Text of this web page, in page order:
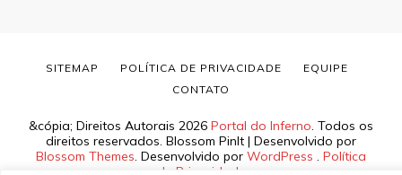
&cópia; Direitos Autorais 2026 Portal do Inferno. Todos os
direitos reservados. Blossom PinIt | Desenvolvido por
Blossom Themes. Desenvolvido por WordPress . Política
de Privacidade
SITEMAP POLÍTICA DE PRIVACIDADE
EQUIPE
CONTATO